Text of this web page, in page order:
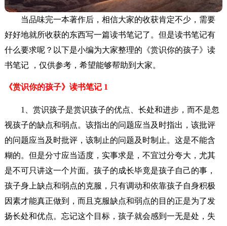
当品味完一本著作后，相信大家的收获肯定不少，需要
好好地就所收获的东西写一篇读书笔记了。但是读书笔记有
什么要求呢？以下是小编为大家整理的《赏识你的孩子》读
书笔记 ，仅供参考，希望能够帮助到大家。
《赏识你的孩子》读书笔记 1
1、赏识孩子是赏识孩子的优点、长处和进步，而不是忽
视孩子的缺点和弱点。该指出的问题应当及时指出，该批评
的问题应当及时批评，该制止的问题及时制止。这是不能含
糊的。但是分寸应当适度，实事求是，不宜过分夸大，尤其
是不可只讲这一个片面。孩子的成长毕竟是孩子自己的事，
孩子身上缺点和弱点的克服，只有调动和依靠孩子自身积极
因素才能真正做到，而且克服缺点和弱点的目的正是为了发
扬长处和优点。忘记这个目标，孩子就会感到一无是处，失